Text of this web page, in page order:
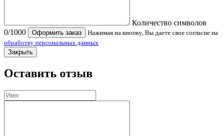
Количество символов
0/1000 Оформить заказ
Нажимая на кнопку, Вы даете свое согласие на
обработку персональных данных
Закрыть
Оставить отзыв